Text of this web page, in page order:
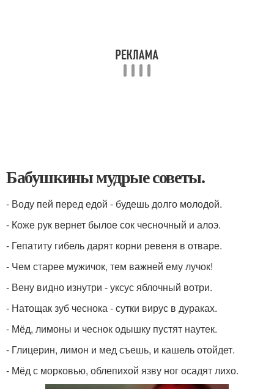
Бабушкины мудрые советы.
- Воду пей перед едой - будешь долго молодой.
- Коже рук вернет былое сок чесночный и алоэ.
- Гепатиту гибель дарят корни ревеня в отваре.
- Чем старее мужичок, тем важней ему лучок!
- Вену видно изнутри - уксус яблочный вотри.
- Натощак зуб чеснока - сутки вирус в дураках.
- Мёд, лимоны и чеснок одышку пустят наутек.
- Глицерин, лимон и мед съешь, и кашель отойдет.
- Мёд с морковью, облепихой язву ног осадят лихо.